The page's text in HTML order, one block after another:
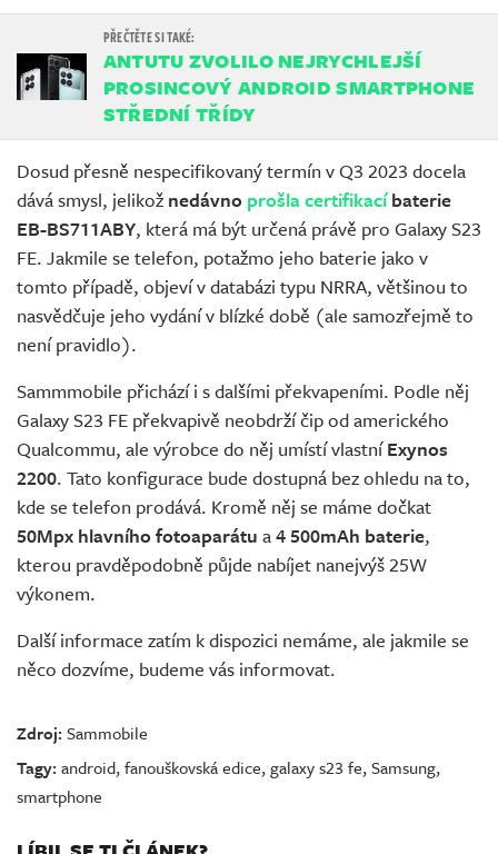
ANTUTU ZVOLILO NEJRYCHLEJŠÍ
PROSINCOVÝ ANDROID SMARTPHONE
STŘEDNÍ TŘÍDY
Dosud přesně nespecifikovaný termín v Q3 2023 docela
dává smysl, jelikož nedávno prošla certifikacíbaterie
EB-BS711ABY, která má být určená právě pro Galaxy S23
FE. Jakmile se telefon, potažmo jeho baterie jako v
tomto případě, objeví v databázi typu NRRA, většinou to
nasvědčuje jeho vydání v blízké době (ale samozřejmě to
není pravidlo).
Sammmobile přichází i s dalšími překvapeními. Podle něj
Galaxy S23 FE překvapivě neobdrží čip od amerického
Qualcommu, ale výrobce do něj umístí vlastníExynos
2200. Tato konfigurace bude dostupná bez ohledu na to,
kde se telefon prodává. Kromě něj se máme dočkat
50Mpx hlavního fotoaparátu a4 500mAh baterie,
kterou pravděpodobně půjde nabíjet nanejvýš 25W
výkonem.
Další informace zatím k dispozici nemáme, ale jakmile se
něco dozvíme, budeme vás informovat.
Zdroj:Sammobile
Tagy:android,fanouškovská edice,galaxy s23 fe,Samsung,
smartphone